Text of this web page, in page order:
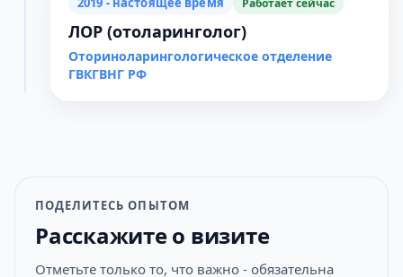
ЛОР (отоларинголог)
Оториноларингологическое отделение
ГВКГВНГ РФ
ПОДЕЛИТЕСЬ ОПЫТОМ
Расскажите о визите
Отметьте только то, что важно - обязательна